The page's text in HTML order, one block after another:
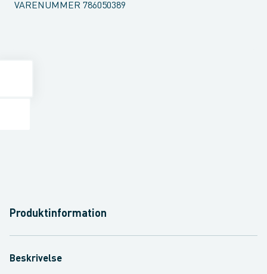
VARENUMMER 786050389
Produktinformation
Beskrivelse